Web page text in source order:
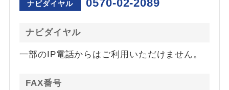
ナビダイヤル 0570-02-2089
ナビダイヤル
一部のIP電話からはご利用いただけません。
FAX番号